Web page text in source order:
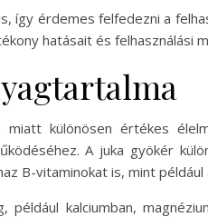
így érdemes felfedezni a
hatásait és felhasználási
különösen értékes
A juka gyökér
B-vitaminokat is, mint
például kalciumban,